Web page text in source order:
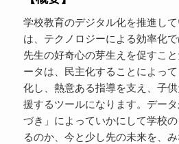
学校教育のデジタル化を推進し
は、テクノロジーによる効率化
先生の好奇心の芽生えを促すこ
ータは、民主化することによっ
化し、熱意ある指導を支え、子
援するツールになります。デー
づき」によっていかにして学校
るのか、今と少し先の未来を、